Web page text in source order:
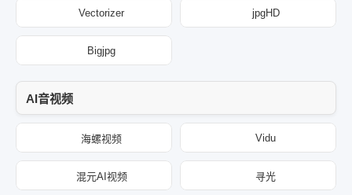
Vectorizer jpgHD
Bigjpg
AI音视频
海螺视频 Vidu
混元AI视频 寻光